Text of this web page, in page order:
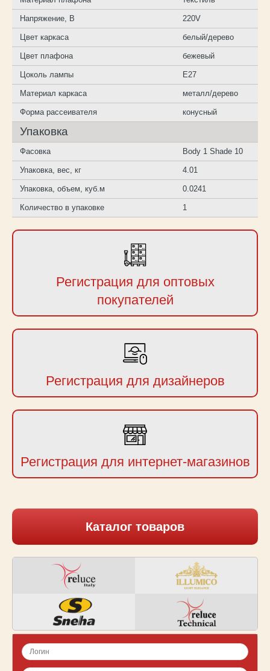
Напряжение, В 220V
Цвет каркаса белый/дерево
Цвет плафона бежевый
Цоколь лампы E27
Материал каркаса металл/дерево
Форма рассеивателя конусный
Упаковка
Фасовка Body 1 Shade 10
Упаковка, вес, кг 4.01
Упаковка, объем, куб.м 0.0241
Количество в упаковке 1
Регистрация для оптовых
покупателей
Регистрация для дизайнеров
Регистрация для интернет-магазинов
Каталог товаров